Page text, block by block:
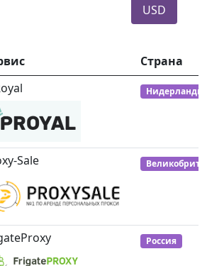
USD
Страна
Нидерланды
Sale
Россия